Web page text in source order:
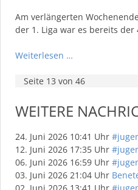
Am verlängerten
der 1. Liga war es bereits der
Weiterlesen …
Seite 13 von 46
WEITERE
24. Juni 2026 10:41 Uhr
12. Juni 2026 17:35 Uhr
06. Juni 2026 16:59 Uhr
03. Juni 2026 21:04 Uhr